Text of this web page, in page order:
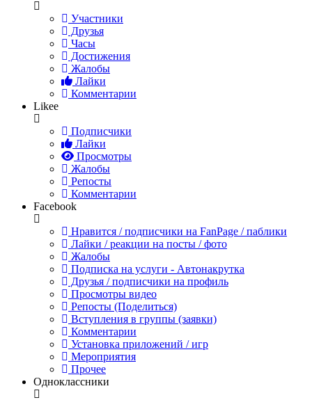
Участники
Друзья
Часы
Достижения
Жалобы
Лайки
Комментарии
Likee
Подписчики
Лайки
Просмотры
Жалобы
Репосты
Комментарии
Facebook
Нравится / подписчики на FanPage / паблики
Лайки / реакции на посты / фото
Жалобы
Подписка на услуги - Автонакрутка
Друзья / подписчики на профиль
Просмотры видео
Репосты (Поделиться)
Вступления в группы (заявки)
Комментарии
Установка приложений / игр
Мероприятия
Прочее
Одноклассники